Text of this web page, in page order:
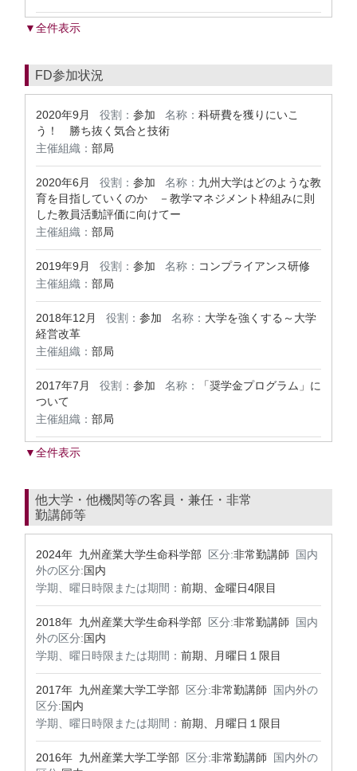
▼全件表示
FD参加状況
2020年9月 役割： 参加 名称： 科研費を獲りにいこ
う！ 勝ち抜く気合と技術
主催組織： 部局
2020年6月 役割： 参加 名称： 九州大学はどのような教
育を目指していくのか －教学マネジメント枠組みに則
した教員活動評価に向けてー
主催組織： 部局
2019年9月 役割： 参加 名称： コンプライアンス研修
主催組織： 部局
2018年12月 役割： 参加 名称： 大学を強くする～大学
経営改革
主催組織： 部局
2017年7月 役割： 参加 名称：
「奨学金プログラム」に
ついて
主催組織： 部局
▼全件表示
他大学・他機関等の客員・兼任・非常
勤講師等
2024年 九州産業大学生命科学部 区分:非常勤講師
国内
外の区分:国内
学期、曜日時限または期間： 前期、金曜日4限目
2018年 九州産業大学生命科学部 区分:非常勤講師
国内
外の区分:国内
学期、曜日時限または期間： 前期、月曜日１限目
2017年 九州産業大学工学部 区分:非常勤講師
国内外の
区分:国内
学期、曜日時限または期間： 前期、月曜日１限目
2016年 九州産業大学工学部 区分:非常勤講師
国内外の